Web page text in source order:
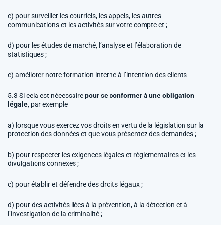
c) pour surveiller les courriels, les appels, les autres
communications et les activités sur votre compte et ;
d) pour les études de marché, l’analyse et l’élaboration de
statistiques ;
e) améliorer notre formation interne à l’intention des clients
5.3 Si cela est nécessairepour se conformer à une obligation
légale, par exemple
a) lorsque vous exercez vos droits en vertu de la législation sur la
protection des données et que vous présentez des demandes ;
b) pour respecter les exigences légales et réglementaires et les
divulgations connexes ;
c) pour établir et défendre des droits légaux ;
d) pour des activités liées à la prévention, à la détection et à
l’investigation de la criminalité ;